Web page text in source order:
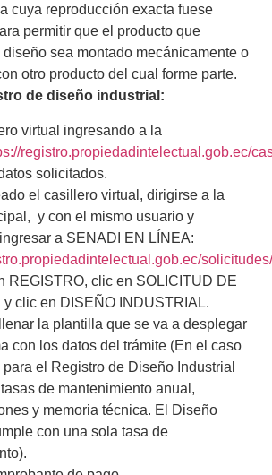
cuya reproducción exacta fuese
permitir que el producto que
sea montado mecánicamente o
otro producto del cual forme parte.
de diseño industrial:
virtual ingresando a la
registro.propiedadintelectual.gob.ec/
solicitados.
el casillero virtual, dirigirse a la
y con el mismo usuario y
a SENADI EN LÍNEA:
solicitudes/
REGISTRO, clic en SOLICITUD DE
y clic en DISEÑO INDUSTRIAL.
la plantilla que se va a desplegar
con los datos del trámite (En el caso
el Registro de Diseño Industrial
de mantenimiento anual,
y memoria técnica. El Diseño
con una sola tasa de